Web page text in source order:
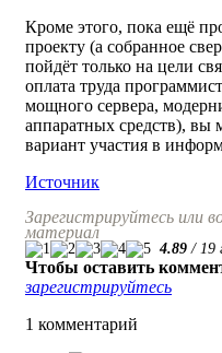
Кроме этого, пока ещё
проекту (а собранное
пойдёт только на цели
оплата труда
мощного сервера,
аппаратных средств), вы
вариант участия в
Источник
Зарегистрируйтесь или
материал
4.89 / 19
Чтобы оставить
зарегистрируйтесь
1 комментарий